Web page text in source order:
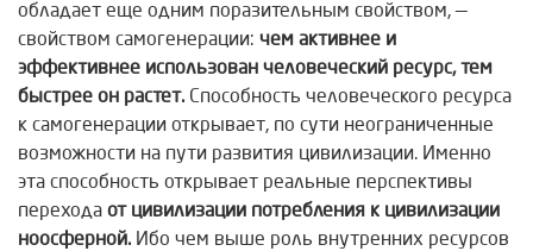
обладает еще одним поразительным свойством, —
свойством самогенерации: чем активнее и
эффективнее использован человеческий ресурс, тем
быстрее он растет. Способность человеческого ресурса
к самогенерации открывает, по сути неограниченные
возможности на пути развития цивилизации. Именно
эта способность открывает реальные перспективы
перехода от цивилизации потребления к цивилизации
ноосферной. Ибо чем выше роль внутренних ресурсов